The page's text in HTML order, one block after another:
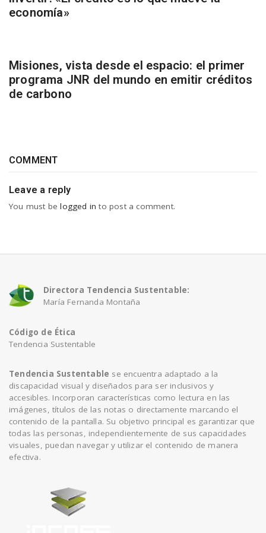
economía»
Misiones, vista desde el espacio: el primer
programa JNR del mundo en emitir créditos
de carbono
COMMENT
Leave a reply
You must belogged in to post a comment.
Directora Tendencia Sustentable:
María Fernanda Montaña
Código de Ética
Tendencia Sustentable
Tendencia Sustentable se encuentra adaptado a la
discapacidad visual y diseñados para ser inclusivos y
accesibles. Incorporan características como lectura en las
imágenes, títulos de las notas o directamente marcando el
contenido de la pantalla. Su objetivo principal es garantizar que
todas las personas, independientemente de sus capacidades
visuales, puedan navegar y utilizar el contenido de manera
efectiva.